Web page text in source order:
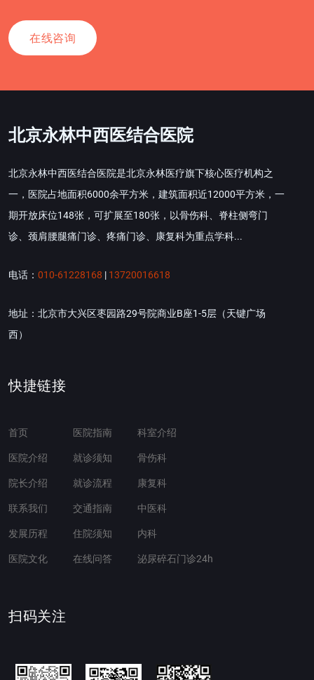
在线咨询
北京永林中西医结合医院
北京永林中西医结合医院是北京永林医疗旗下核心医疗机构之
一，医院占地面积6000余平方米，建筑面积近12000平方米，一
期开放床位148张，可扩展至180张，以骨伤科、脊柱侧弯门
诊、颈肩腰腿痛门诊、疼痛门诊、康复科为重点学科...
电话： 010-61228168 | 13720016618
地址：北京市大兴区枣园路29号院商业B座1-5层（天键广场
西）
快捷链接
首页
医院介绍
院长介绍
联系我们
发展历程
医院文化
医院指南
就诊须知
就诊流程
交通指南
住院须知
在线问答
科室介绍
骨伤科
康复科
中医科
内科
泌尿碎石门诊24h
扫码关注